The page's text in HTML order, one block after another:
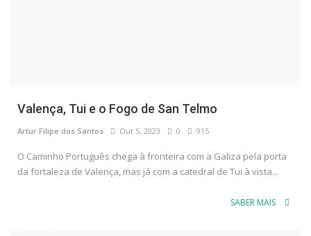
Valença, Tui e o Fogo de San Telmo
Artur Filipe dos Santos Out 5, 2023 0 915
O Caminho Português chega à fronteira com a Galiza pela porta
da fortaleza de Valença, mas já com a catedral de Tui à vista...
SABER MAIS